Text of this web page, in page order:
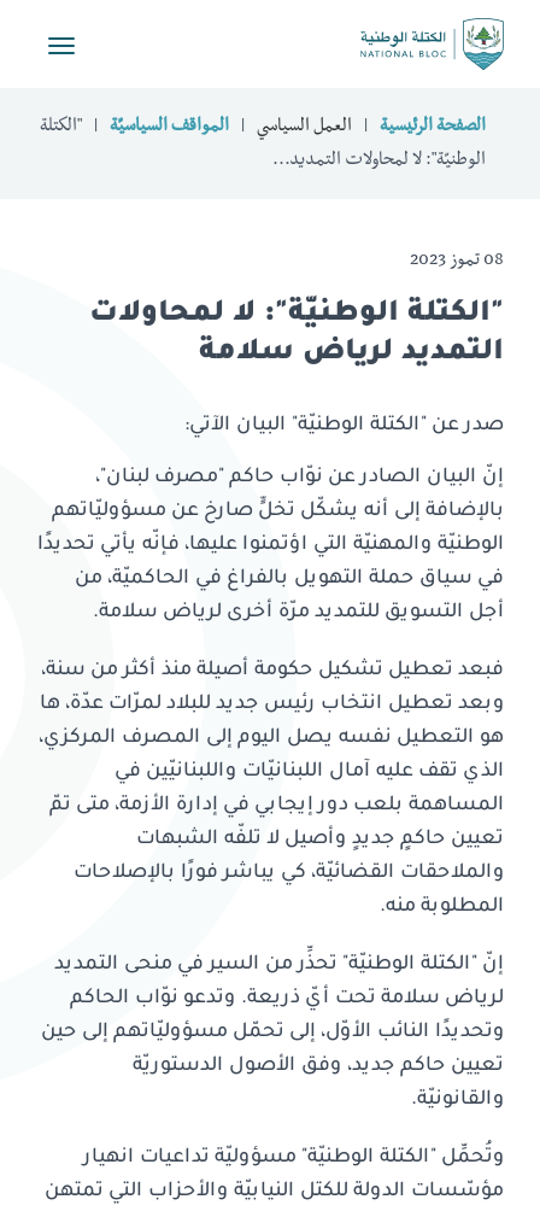
Toggle
الصفحة الرئيسية العمل السياسي المواقف السياسيّة
"الكتلة
الوطنيّة": لا لمحاولات التمديد...
08 تموز 2023
"الكتلة الوطنيّة": لا لمحاولات
التمديد لرياض سلامة
صدر عن "الكتلة الوطنيّة" البيان الآتي:
إنّ البيان الصادر عن نوّاب حاكم "مصرف لبنان"،
بالإضافة إلى أنه يشكّل تخلٍّ صارخ عن مسؤوليّاتهم
الوطنيّة والمهنيّة التي اؤتمنوا عليها، فإنّه يأتي تحديدًا
في سياق حملة التهويل بالفراغ في الحاكميّة، من
أجل التسويق للتمديد مرّة أخرى لرياض سلامة.
فبعد تعطيل تشكيل حكومة أصيلة منذ أكثر من سنة،
وبعد تعطيل انتخاب رئيس جديد للبلاد لمرّات عدّة، ها
هو التعطيل نفسه يصل اليوم إلى المصرف المركزي،
الذي تقف عليه آمال اللبنانيّات واللبنانيّين في
المساهمة بلعب دور إيجابي في إدارة الأزمة، متى تمّ
تعيين حاكمٍ جديدٍ وأصيل لا تلفّه الشبهات
والملاحقات القضائيّة، كي يباشر فورًا بالإصلاحات
المطلوبة منه.
إنّ "الكتلة الوطنيّة" تحذِّر من السير في منحى التمديد
لرياض سلامة تحت أيّ ذريعة. وتدعو نوّاب الحاكم
وتحديدًا النائب الأوّل، إلى تحمّل مسؤوليّاتهم إلى حين
تعيين حاكم جديد، وفق الأصول الدستوريّة
والقانونيّة.
وتُحمِّل "الكتلة الوطنيّة" مسؤوليّة تداعيات انهيار
مؤسّسات الدولة للكتل النيابيّة والأحزاب التي تمتهن